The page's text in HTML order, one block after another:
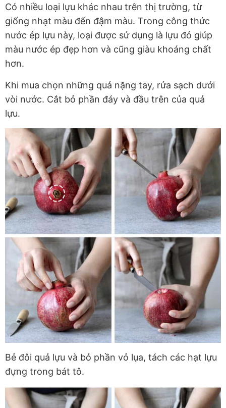
Có nhiều loại lựu khác nhau trên thị trường, từ
giống nhạt màu đến đậm màu. Trong công thức
nước ép lựu này, loại được sử dụng là lựu đỏ giúp
màu nước ép đẹp hơn và cũng giàu khoáng chất
hơn.
Khi mua chọn những quả nặng tay, rửa sạch dưới
vòi nước. Cắt bỏ phần đáy và đầu trên của quả
lựu.
Bẻ đôi quả lựu và bỏ phần vỏ lụa, tách các hạt lựu
đựng trong bát tô.